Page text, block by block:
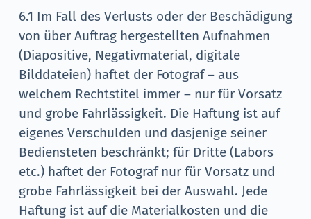
6.1 Im Fall des Verlusts oder der Beschädigung
von über Auftrag hergestellten Aufnahmen
(Diapositive, Negativmaterial, digitale
Bilddateien) haftet der Fotograf – aus
welchem Rechtstitel immer – nur für Vorsatz
und grobe Fahrlässigkeit. Die Haftung ist auf
eigenes Verschulden und dasjenige seiner
Bediensteten beschränkt; für Dritte (Labors
etc.) haftet der Fotograf nur für Vorsatz und
grobe Fahrlässigkeit bei der Auswahl. Jede
Haftung ist auf die Materialkosten und die